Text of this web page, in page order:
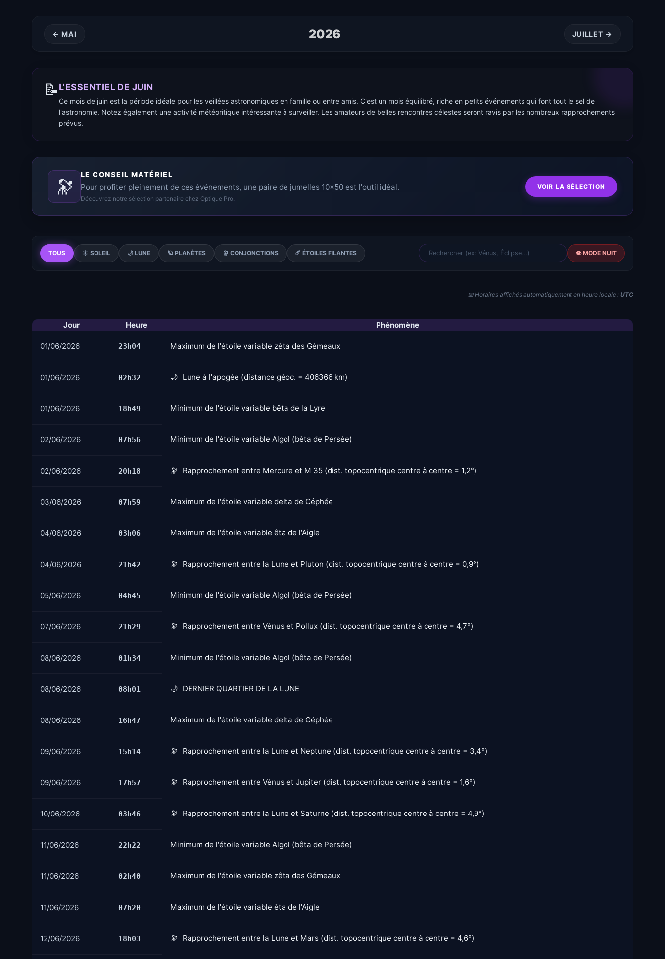
← MAI 2026 JUILLET →
📝L'ESSENTIEL DE JUIN
Ce mois de juin est la période idéale pour les veillées astronomiques en famille ou entre amis. C'est un mois équilibré, riche en petits événements qui font tout le sel de
l'astronomie. Notez également une activité météoritique intéressante à surveiller. Les amateurs de belles rencontres célestes seront ravis par les nombreux rapprochements
prévus.
🔭 LE CONSEIL MATÉRIEL
Pour profiter pleinement de ces événements, une paire de jumelles 10x50 est l'outil idéal.
Découvrez notre sélection partenaire chez Optique Pro.
VOIR LA SÉLECTION
TOUS ☀️ SOLEIL 🌙 LUNE 🪐 PLANÈTES 🔭 CONJONCTIONS ☄️ ÉTOILES FILANTES 👁️ MODE NUIT
📅 Horaires affichés automatiquement en heure locale : UTC
Jour Heure Phénomène
01/06/2026 23h04 Maximum de l'étoile variable zêta des Gémeaux
01/06/2026 02h32 Lune à l'apogée (distance géoc. = 406366 km)
01/06/2026 18h49 Minimum de l'étoile variable bêta de la Lyre
02/06/2026 07h56 Minimum de l'étoile variable Algol (bêta de Persée)
02/06/2026 20h18 Rapprochement entre Mercure et M 35 (dist. topocentrique centre à centre = 1,2°)
03/06/2026 07h59 Maximum de l'étoile variable delta de Céphée
04/06/2026 03h06 Maximum de l'étoile variable êta de l'Aigle
04/06/2026 21h42 Rapprochement entre la Lune et Pluton (dist. topocentrique centre à centre = 0,9°)
05/06/2026 04h45 Minimum de l'étoile variable Algol (bêta de Persée)
07/06/2026 21h29 Rapprochement entre Vénus et Pollux (dist. topocentrique centre à centre = 4,7°)
08/06/2026 01h34 Minimum de l'étoile variable Algol (bêta de Persée)
08/06/2026 08h01 DERNIER QUARTIER DE LA LUNE
08/06/2026 16h47 Maximum de l'étoile variable delta de Céphée
09/06/2026 15h14 Rapprochement entre la Lune et Neptune (dist. topocentrique centre à centre = 3,4°)
09/06/2026 17h57 Rapprochement entre Vénus et Jupiter (dist. topocentrique centre à centre = 1,6°)
10/06/2026 03h46 Rapprochement entre la Lune et Saturne (dist. topocentrique centre à centre = 4,9°)
11/06/2026 22h22 Minimum de l'étoile variable Algol (bêta de Persée)
11/06/2026 02h40 Maximum de l'étoile variable zêta des Gémeaux
11/06/2026 07h20 Maximum de l'étoile variable êta de l'Aigle
12/06/2026 18h03 Rapprochement entre la Lune et Mars (dist. topocentrique centre à centre = 4,6°)